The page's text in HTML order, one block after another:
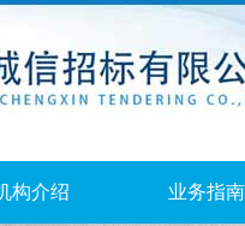
构介绍 业务指南